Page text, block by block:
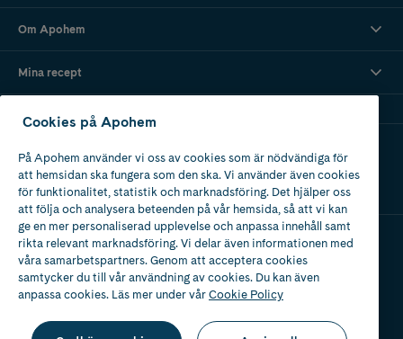
Om Apohem
Mina recept
Apotek med tillstånd
av Läkemedelsverket
Cookies på Apohem
På Apohem använder vi oss av cookies som är nödvändiga för
att hemsidan ska fungera som den ska. Vi använder även cookies
för funktionalitet, statistik och marknadsföring. Det hjälper oss
att följa och analysera beteenden på vår hemsida, så att vi kan
ge en mer personaliserad upplevelse och anpassa innehåll samt
rikta relevant marknadsföring. Vi delar även informationen med
våra samarbetspartners. Genom att acceptera cookies
samtycker du till vår användning av cookies. Du kan även
anpassa cookies. Läs mer under vårCookie Policy